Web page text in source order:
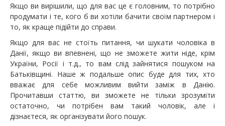
Якщо ви вирішили, що для вас це є головним, то потрібно
продумати і те, кого б ви хотіли бачити своїм партнером і
то, як краще підійти до справи.
Якщо для вас не стоїть питання, чи шукати чоловіка в
Данії, якщо ви впевнені, що не зможете жити ніде, крім
України, Росії і т.д., то вам слід зайнятися пошуком на
Батьківщині. Наше ж подальше опис буде для тих, хто
вважає для себе можливим вийти заміж в Данію.
Прочитавши статтю, ви зможете не тільки зрозуміти
остаточно, чи потрібен вам такий чоловік, але і
дізнаєтеся, як організувати його пошук.